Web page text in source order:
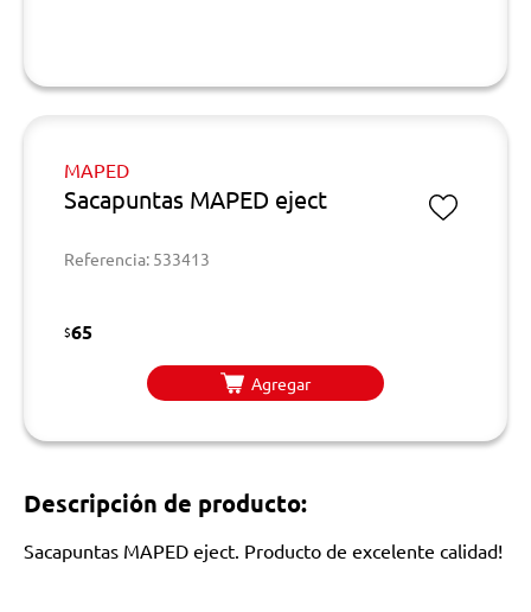
MAPED
Sacapuntas MAPED eject
Referencia: 533413
$65
Agregar
Descripción de producto:
Sacapuntas MAPED eject. Producto de excelente calidad!